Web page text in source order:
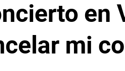
en
mi